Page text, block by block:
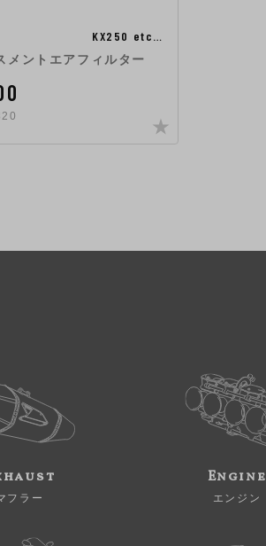
KX250 etc…
メントエアフィルター
フラー
Engine
エンジン